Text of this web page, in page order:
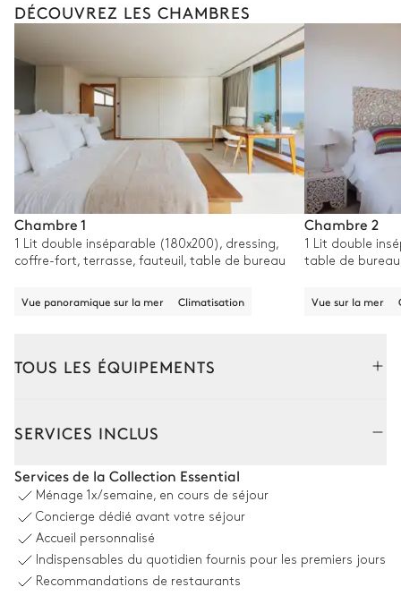
DÉCOUVREZ LES CHAMBRES
Chambre 1
1 Lit double inséparable (180x200), dressing,
coffre-fort, terrasse, fauteuil, table de bureau
Vue panoramique sur la mer Climatisation
Chambre 2
1 Lit double
table de
Vue sur la mer
TOUS LES ÉQUIPEMENTS
Vue panoramique sur la mer
Piscine
À débordement
Non chauffée · Au sel
Double transat
SERVICES INCLUS
Services de la Collection Essential
Ménage 1x/semaine, en cours de séjour
Concierge dédié avant votre séjour
Accueil personnalisé
Indispensables du quotidien fournis pour les premiers jours
Recommandations de restaurants